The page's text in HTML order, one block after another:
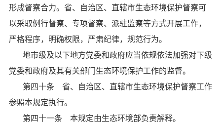
形成督察合力。省、自治区、直辖市生态环境保护督察可
以采取例行督察、专项督察、派驻监察等方式开展工作，
严格程序，明确权限，严肃纪律，规范行为。
地市级及以下地方党委和政府应当依规依法加强对下级
党委和政府及其有关部门生态环境保护工作的监督。
第四十条 省、自治区、直辖市生态环境保护督察工作
参照本规定执行。
第四十一条 本规定由生态环境部负责解释。